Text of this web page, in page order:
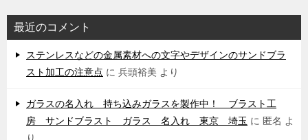
最近のコメント
ステンレスなどの金属素材への文字やデザインのサンドブラ
スト加工の注意点 に 兵頭裕美 より
ガラスの名入れ 持ち込みガラスを製作中！ ブラスト工
房 サンドブラスト ガラス 名入れ 東京 埼玉 に 匿名 よ